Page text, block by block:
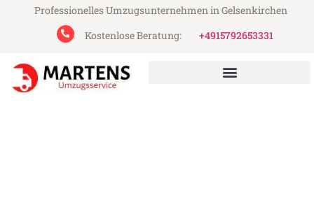
Professionelles Umzugsunternehmen in Gelsenkirchen
Kostenlose Beratung:
+4915792653331